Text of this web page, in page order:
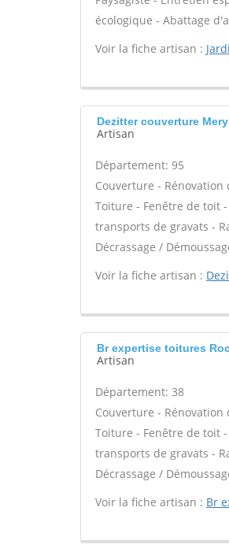
écologique - Abattage
Voir la fiche artisan :
Dezitter couverture
Artisan
Département: 95
Couverture -
Toiture - Fenêtre de toit
transports de gravats -
Décrassage /
Voir la fiche artisan :
Br expertise toitures
Artisan
Département: 38
Couverture -
Toiture - Fenêtre de toit
transports de gravats -
Décrassage /
Voir la fiche artisan : Br